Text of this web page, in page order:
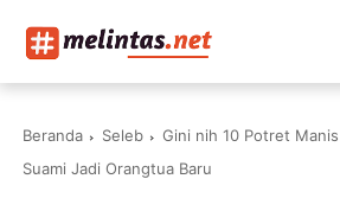
Beranda Seleb
Gini nih 10 Potret
Suami Jadi Orangtua Baru